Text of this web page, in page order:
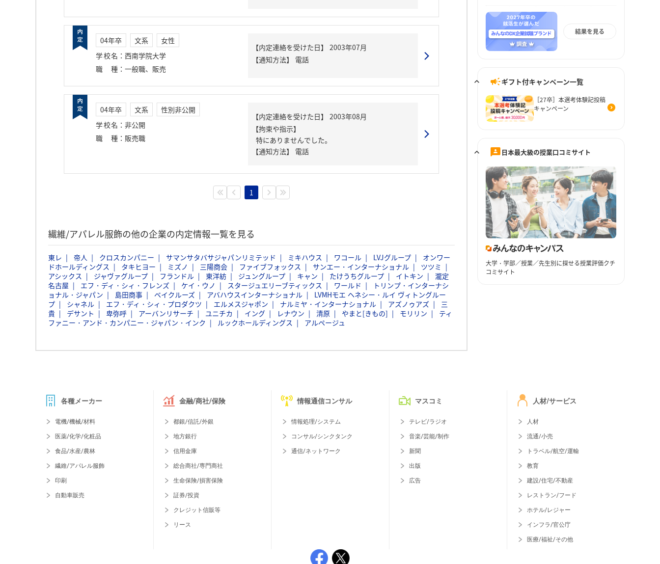
04年卒 文系
女性
学校名 ： 西南学院大学
職種 ： 一般職、販売
【内定連絡を受けた日】
2003年07月
【通知方法】
電話
04年卒 文系
性別非公開
学校名 ： 非公開
職種 ： 販売職
【内定連絡を受けた日】
2003年08月
【拘束や指示】
特にありませんでした。
【通知方法】
電話
1
繊維/アパレル服飾の他の企業の内定情報一覧を見る
東レ 帝人 クロスカンパニー サマンサタバサジャパンリミテッド ミキハウス ワコール LVJグループ
オンワー
ドホールディングス
タキヒヨー ミズノ 三陽商会 ファイブフォックス サンエー・インターナショナル
ツツミ
アシックス
ジャヴァグループ フランドル 東洋紡 ジュングループ キャン たけうちグループ イトキン
瀧定
名古屋
エフ・ディ・シィ・フレンズ ケイ・ウノ スタージュエリーブティックス ワールド
トリンプ・インターナシ
ョナル・ジャパン
島田商事 ベイクルーズ アバハウスインターナショナル
LVMHモエ ヘネシー・ルイ ヴィトングルー
プ
シャネル エフ・ディ・シィ・プロダクツ エルメスジャポン ナルミヤ・インターナショナル アズノゥアズ
三
貴
デサント 卑弥呼 アーバンリサーチ ユニチカ イング レナウン 清原 やまと[きもの] モリリン
ティ
ファニー・アンド・カンパニー・ジャパン・インク
ルックホールディングス アルページュ
結果を見る
ギフト付キャンペーン一覧
［27卒］本選考体験記投稿
キャンペーン
日本最大級の授業口コミサイト
大学・学部／授業／先生別に探せる授業評価クチ
コミサイト
各種メーカー
電機/機械/材料
医薬/化学/化粧品
食品/水産/農林
繊維/アパレル服飾
印刷
自動車販売
金融/商社/保険
都銀/信託/外銀
地方銀行
信用金庫
総合商社/専門商社
生命保険/損害保険
証券/投資
クレジット信販等
リース
情報通信コンサル
情報処理/システム
コンサル/シンクタンク
通信/ネットワーク
マスコミ
テレビ/ラジオ
音楽/芸能/制作
新聞
出版
広告
人材/サービス
人材
流通/小売
トラベル/航空/運輸
教育
建設/住宅/不動産
レストラン/フード
ホテル/レジャー
インフラ/官公庁
医療/福祉/その他